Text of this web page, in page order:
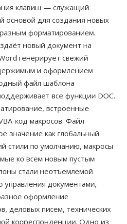
клавиш — служащий
основой для создания новых
форматированием.
новый документ на
генерирует свежий
и оформлением
файл шаблона
все функции DOC,
встроенные
код макросов. Файл
значение как глобальный
стили по умолчанию, макросы
ко всем новым пустым
стали неотъемлемой
управления документами,
оформление
деловых писем, технических
корреспонденции. Одно из